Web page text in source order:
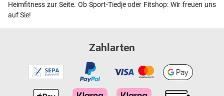
Heimfitness zur Seite. Ob Sport-Tiedje oder Fitshop: Wir freuen uns
auf Sie!
Zahlarten